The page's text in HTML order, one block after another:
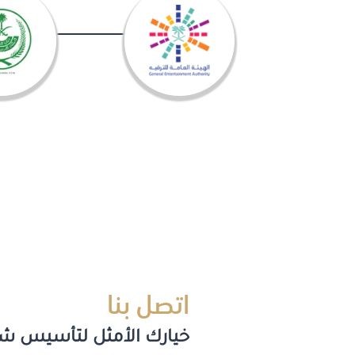
اتصل بنا
خيارك الأمثل لتأسيس